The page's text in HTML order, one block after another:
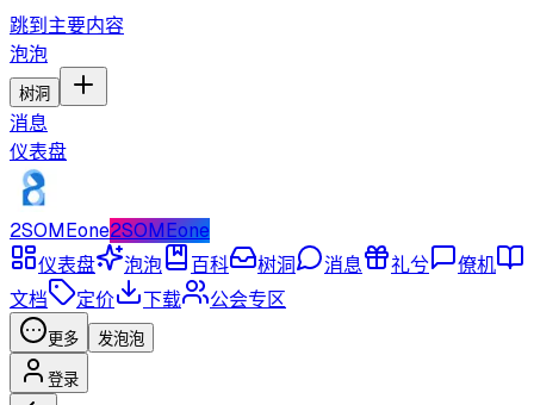
跳到主要内容
泡泡
树洞
消息
仪表盘
2SOMEone2SOMEone
仪表盘
泡泡 百科 树洞 消息 礼兮
僚机
文档
定价 下载 公会专区
更多 发泡泡
登录